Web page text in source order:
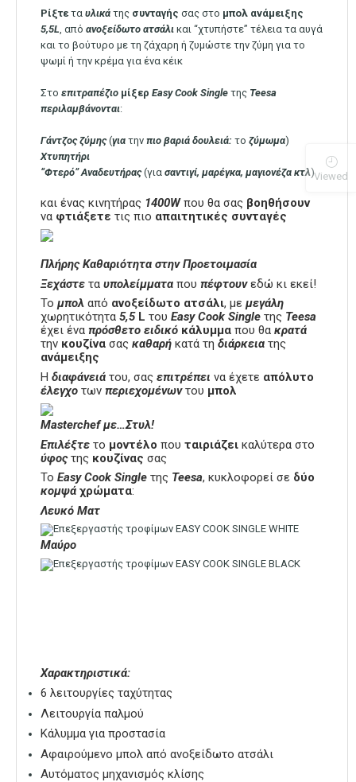
Ρίξτε τα υλικά της συνταγής σας στο μπολ ανάμειξης
5,5L , από ανοξείδωτο ατσάλι και “χτυπήστε” τέλεια τα αυγά
και το βούτυρο με τη ζάχαρη ή ζυμώστε την ζύμη για το
ψωμί ή την κρέμα για ένα κέικ
Στο επιτραπέζιο μίξερ Easy Cook Single της Teesa
περιλαμβάνονται:
Γάντζος ζύμης(για την πιο βαριά δουλειά: το ζύμωμα)
Χτυπητήρι
“Φτερό” Αναδευτήρας(για σαντιγί, μαρέγκα, μαγιονέζα κτλ)
και ένας κινητήρας 1400W που θα σας βοηθήσουν
να φτιάξετε τις πιο απαιτητικές συνταγές
Πλήρης Καθαριότητα στην Προετοιμασία
Ξεχάστε τα υπολείμματα που πέφτουν εδώ κι εκεί!
Το μπολ από ανοξείδωτο ατσάλι, με μεγάλη
χωρητικότητα 5,5L του Easy Cook Single της Teesa
έχει ένα πρόσθετο ειδικό κάλυμμα που θα κρατά
την κουζίνα σας καθαρή κατά τη διάρκεια της
ανάμειξης
Η διαφάνειά του, σας επιτρέπει να έχετε απόλυτο
έλεγχο των περιεχομένων του μπολ
Masterchef με…Στυλ!
Επιλέξτε το μοντέλο που ταιριάζει καλύτερα στο
ύφος της κουζίνας σας
Το Easy Cook Single της Teesa, κυκλοφορεί σε δύο
κομψά χρώματα:
Λευκό Ματ
Μαύρο
Χαρακτηριστικά:
6 λειτουργίες ταχύτητας
Λειτουργία παλμού
Κάλυμμα για προστασία
Αφαιρούμενο μπολ από ανοξείδωτο ατσάλι
Αυτόματος μηχανισμός κλίσης
Viewed